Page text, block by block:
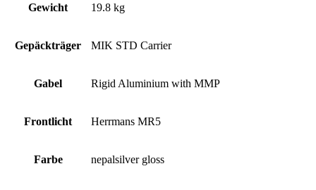
Gewicht 19.8 kg
Gepäckträger MIK STD Carrier
Gabel Rigid Aluminium with MMP
Frontlicht Herrmans MR5
Farbe nepalsilver gloss